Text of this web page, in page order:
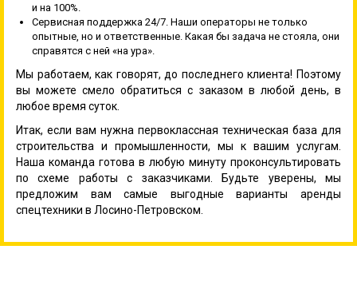
и на 100%.
Сервисная поддержка 24/7. Наши операторы не только
опытные, но и ответственные. Какая бы задача не стояла, они
справятся с ней «на ура».
Мы работаем, как говорят, до последнего клиента! Поэтому
вы можете смело обратиться с заказом в любой день, в
любое время суток.
Итак, если вам нужна первоклассная техническая база для
строительства и промышленности, мы к вашим услугам.
Наша команда готова в любую минуту проконсультировать
по схеме работы с заказчиками. Будьте уверены, мы
предложим вам самые выгодные варианты аренды
спецтехники в Лосино-Петровском.